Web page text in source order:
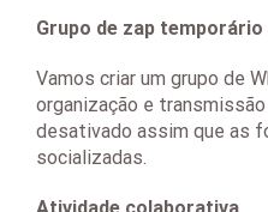
Grupo de zap temporário
Vamos criar um grupo de
organização e
desativado assim que as
socializadas.
Atividade colaborativa